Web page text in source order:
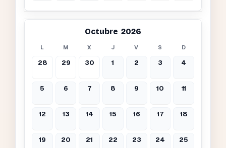
Octubre 2026
L M X J V S D
28 29 30 1 2 3 4
5 6 7 8 9 10 11
12 13 14 15 16 17 18
19 20 21 22 23 24 25